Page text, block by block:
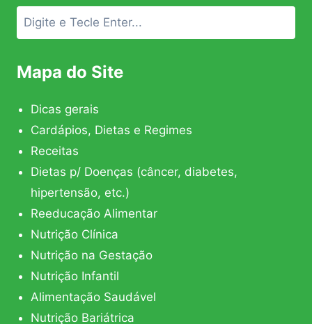
Mapa do Site
Dicas gerais
Cardápios, Dietas e Regimes
Receitas
Dietas p/ Doenças (câncer, diabetes,
hipertensão, etc.)
Reeducação Alimentar
Nutrição Clínica
Nutrição na Gestação
Nutrição Infantil
Alimentação Saudável
Nutrição Bariátrica